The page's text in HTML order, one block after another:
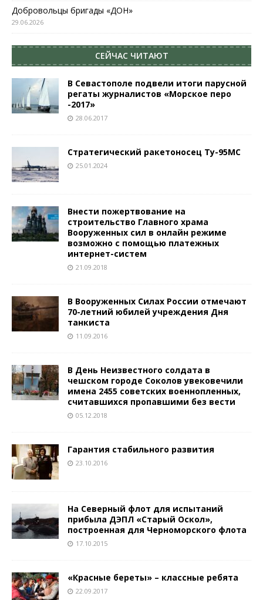
Добровольцы бригады «ДОН»
29.06.2026
СЕЙЧАС ЧИТАЮТ
В Севастополе подвели итоги парусной
регаты журналистов «Морское перо
-2017»
28.06.2017
Стратегический ракетоносец Ту-95МС
25.01.2024
Внести пожертвование на
строительство Главного храма
Вооруженных сил в онлайн режиме
возможно с помощью платежных
интернет-систем
21.09.2018
В Вооруженных Силах России отмечают
70-летний юбилей учреждения Дня
танкиста
11.09.2016
В День Неизвестного солдата в
чешском городе Соколов увековечили
имена 2455 советских военнопленных,
считавшихся пропавшими без вести
05.12.2018
Гарантия стабильного развития
23.10.2016
На Северный флот для испытаний
прибыла ДЭПЛ «Старый Оскол»,
построенная для Черноморского флота
17.10.2015
«Красные береты» – классные ребята
22.09.2017